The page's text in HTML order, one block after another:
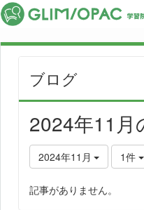
ブログ
2024年11月
2024年11月 1件
記事がありません。